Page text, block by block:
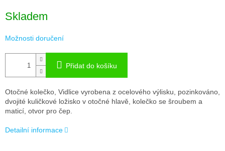
cena:
Skladem
Možnosti doručení
Přidat do košíku
Otočné kolečko, Vidlice vyrobena z ocelového výlisku, pozinkováno,
dvojité kuličkové ložisko v otočné hlavě, kolečko se šroubem a
maticí, otvor pro čep.
Detailní informace